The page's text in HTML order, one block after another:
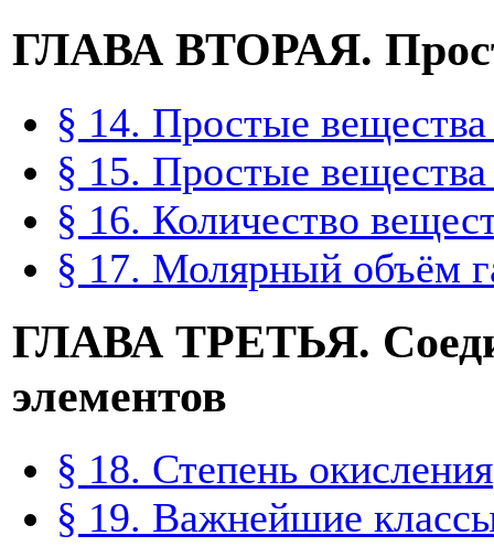
ГЛАВА ВТОРАЯ.
§ 14. Простые
§ 15. Простые
§ 16. Количество
§ 17. Молярный объём
ГЛАВА ТРЕТЬЯ.
элементов
§ 18. Степень окисления
§ 19. Важнейшие